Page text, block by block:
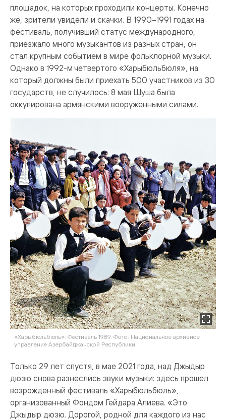
площадок, на которых проходили концерты. Конечно
же, зрители увидели и скачки. В 1990–1991 годах на
фестиваль, получивший статус международного,
приезжало много музыкантов из разных стран, он
стал крупным событием в мире фольклорной музыки.
Однако в 1992-м четвертого «Харыбюльбюля», на
который должны были приехать 500 участников из 30
государств, не случилось: 8 мая Шуша была
оккупирована армянскими вооруженными силами.
«Харыбюльбюль». Фестиваль 1989. Фото: Национальное архивное
управление Азербайджанской Республики
Только 29 лет спустя, в мае 2021 года, над Джыдыр
дюзю снова разнеслись звуки музыки: здесь прошел
возрожденный фестиваль «Харыбюльбюль»,
организованный Фондом Гейдара Алиева. «Это
Джыдыр дюзю. Дорогой, родной для каждого из нас